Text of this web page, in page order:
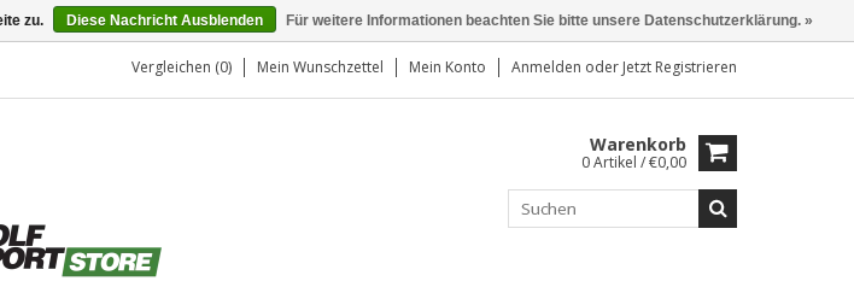
Vergleichen (0) Mein Wunschzettel Mein Konto Anmelden oder Jetzt Registrieren
Warenkorb
0 Artikel / €0,00
zu. Diese Nachricht Ausblenden Für weitere Informationen beachten Sie bitte unsere Datenschutzerklärung. »